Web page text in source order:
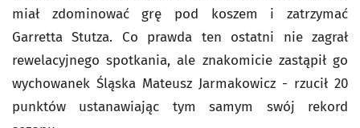
miał zdominować grę pod koszem i zatrzymać
Garretta Stutza. Co prawda ten ostatni nie zagrał
rewelacyjnego spotkania, ale znakomicie zastąpił go
wychowanek Śląska Mateusz Jarmakowicz - rzucił 20
punktów ustanawiając tym samym swój rekord